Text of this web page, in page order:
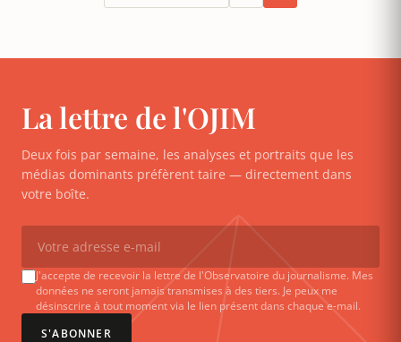
La lettre de l'OJIM
Deux fois par semaine, les analyses et portraits que les
médias dominants préfèrent taire — directement dans
votre boîte.
J'accepte de recevoir la lettre de l'Observatoire du journalisme. Mes
données ne seront jamais transmises à des tiers. Je peux me
désinscrire à tout moment via le lien présent dans chaque e-mail.
S'ABONNER